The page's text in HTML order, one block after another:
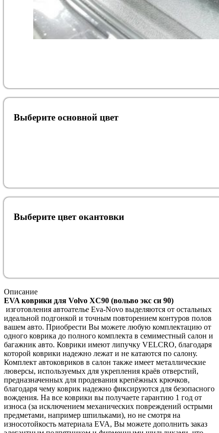
Выберите oсновной цвет
Выберите цвет окантовки
Описание
EVA коврики для Volvo XC90 (вольво экс си 90)
изготовления автоателье Eva-Novo выделяются от остальных
идеальной подгонкой и точным повторением контуров полов
вашем авто. Приобрести Вы можете любую комплектацию от
одного коврика до полного комплекта в семиместный салон и
багажник авто. Коврики имеют липучку VELCRO, благодаря
которой коврики надежно лежат и не катаются по салону.
Комплект автоковриков в салон также имеет металлические
люверсы, используемых для укрепления краёв отверстий,
предназначенных для продевания крепёжных крючков,
благодаря чему коврик надежно фиксируются для безопасного
вождения. На все коврики вы получаете гарантию 1 год от
износа (за исключением механических повреждений острыми
предметами, например шпильками), но не смотря на
износотойкость материала EVA, Вы можете дополнить заказ